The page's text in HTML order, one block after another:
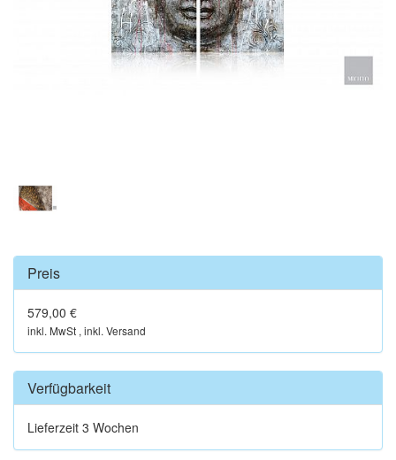
Preis
579,00 €
inkl. MwSt , inkl. Versand
Verfügbarkeit
Lieferzeit 3 Wochen